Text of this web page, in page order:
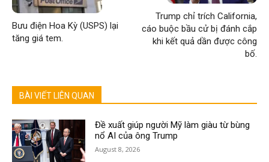
Bưu điện Hoa Kỳ (USPS) lại
tăng giá tem.
Trump chỉ trích California,
cáo buộc bầu cử bị đánh cắp
khi kết quả dần được công
bố.
BÀI VIẾT LIÊN QUAN
Đề xuất giúp người Mỹ làm giàu từ bùng
nổ AI của ông Trump
August 8, 2026